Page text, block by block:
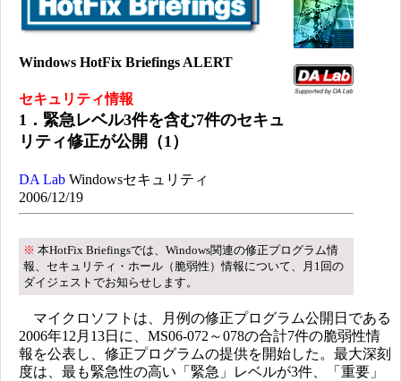
Windows HotFix Briefings ALERT
セキュリティ情報
1．緊急レベル3件を含む7件のセキュ
リティ修正が公開（1）
DA Lab Windowsセキュリティ
2006/12/19
※ 本HotFix Briefingsでは、Windows関連の修正プログラム情
報、セキュリティ・ホール（脆弱性）情報について、月1回の
ダイジェストでお知らせします。
マイクロソフトは、月例の修正プログラム公開日である
2006年12月13日に、MS06-072～078の合計7件の脆弱性情
報を公表し、修正プログラムの提供を開始した。最大深刻
度は、最も緊急性の高い「緊急」レベルが3件、「重要」